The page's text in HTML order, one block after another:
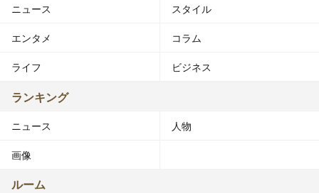
ニュース スタイル
エンタメ コラム
ライフ ビジネス
ランキング
ニュース 人物
画像
ルーム